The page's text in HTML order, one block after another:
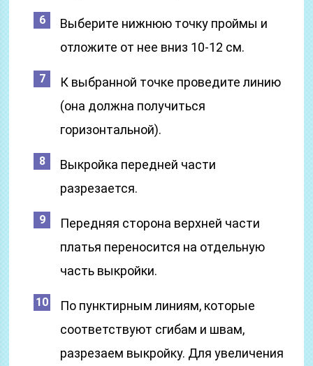
Выберите нижнюю точку проймы и
отложите от нее вниз 10-12 см.
К выбранной точке проведите линию
(она должна получиться
горизонтальной).
Выкройка передней части
разрезается.
Передняя сторона верхней части
платья переносится на отдельную
часть выкройки.
По пунктирным линиям, которые
соответствуют сгибам и швам,
разрезаем выкройку. Для увеличения